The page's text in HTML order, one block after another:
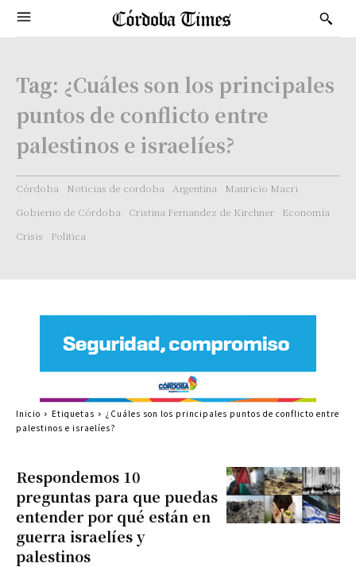
Tag: ¿Cuáles son los principales
puntos de conflicto entre
palestinos e israelíes?
Córdoba Noticias de cordoba Argentina
Mauricio Macri
Gobierno de Córdoba
Cristina Fernandez de Kirchner
Economía
Crisis
Politica
Respondemos 10
preguntas para que puedas
entender por qué están en
guerra israelíes y
palestinos
Inicio Etiquetas
¿Cuáles son los principales puntos de conflicto entre
palestinos e israelíes?